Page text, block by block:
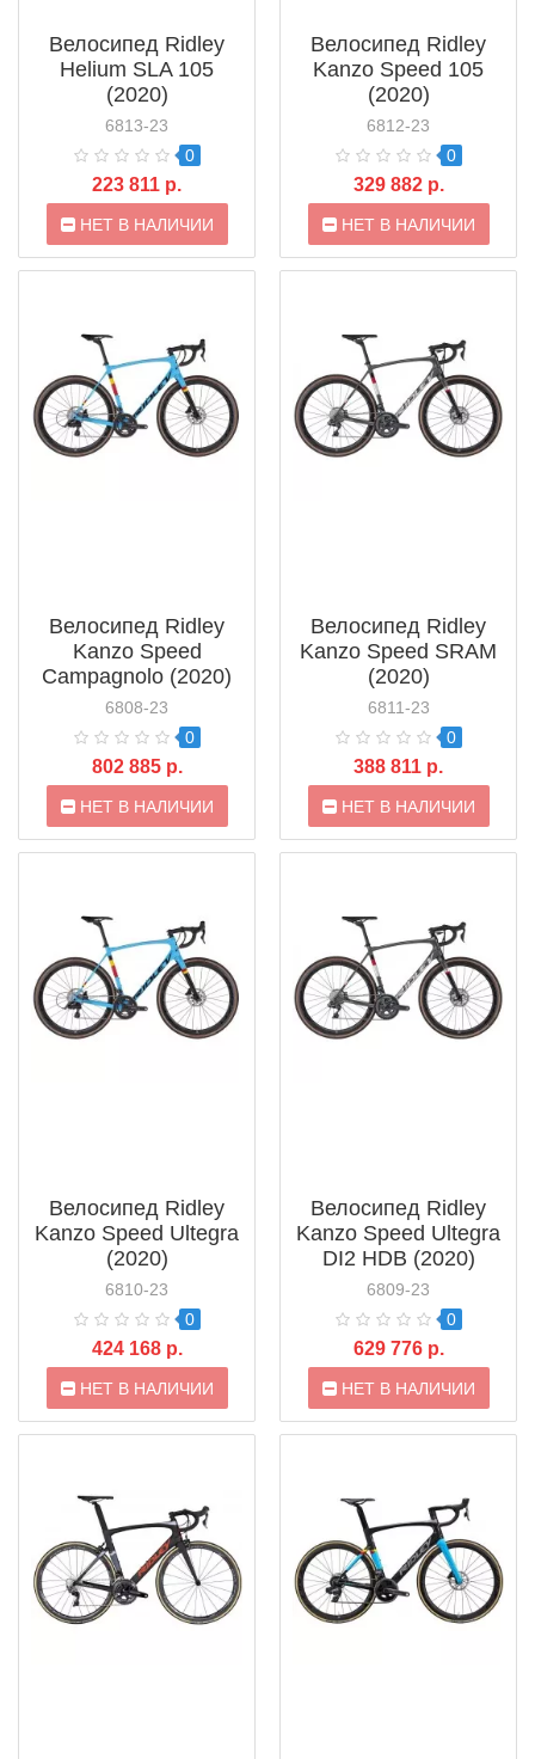
Велосипед Ridley
Helium SLA 105
(2020)
6813-23
0
223 811 р.
НЕТ В НАЛИЧИИ
Велосипед Ridley
Kanzo Speed 105
(2020)
6812-23
0
329 882 р.
НЕТ В НАЛИЧИИ
Велосипед Ridley
Kanzo Speed
Campagnolo (2020)
6808-23
0
802 885 р.
НЕТ В НАЛИЧИИ
Велосипед Ridley
Kanzo Speed SRAM
(2020)
6811-23
0
388 811 р.
НЕТ В НАЛИЧИИ
Велосипед Ridley
Kanzo Speed Ultegra
(2020)
6810-23
0
424 168 р.
НЕТ В НАЛИЧИИ
Велосипед Ridley
Kanzo Speed Ultegra
DI2 HDB (2020)
6809-23
0
629 776 р.
НЕТ В НАЛИЧИИ